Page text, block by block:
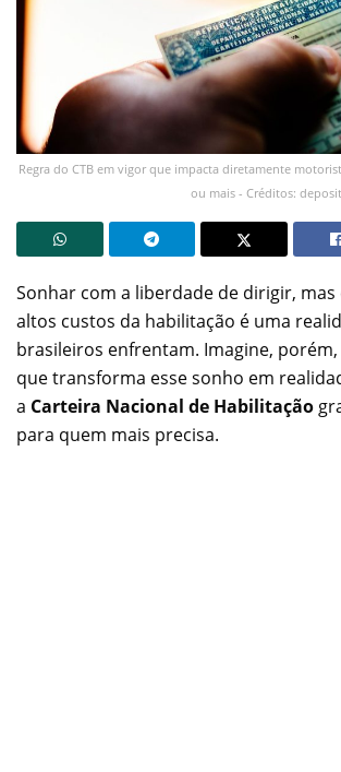
Regra do CTB em vigor que impacta diretamente
ou mais - Créditos:
Sonhar com a liberdade de dirigir,
altos custos da habilitação é uma
brasileiros enfrentam. Imagine,
que transforma esse sonho em
a Carteira Nacional de Habilitação
para quem mais precisa.